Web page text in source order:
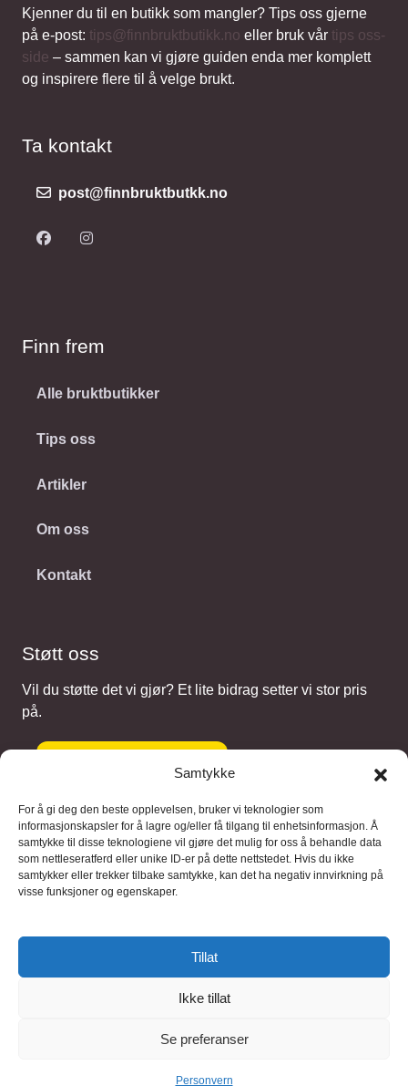
Samtykke
For å gi deg den beste opplevelsen, bruker vi teknologier som
informasjonskapsler for å lagre og/eller få tilgang til enhetsinformasjon. Å
samtykke til disse teknologiene vil gjøre det mulig for oss å behandle data
som nettleseratferd eller unike ID-er på dette nettstedet. Hvis du ikke
samtykker eller trekker tilbake samtykke, kan det ha negativ innvirkning på
visse funksjoner og egenskaper.
Tillat
Ikke tillat
Se preferanser
Personvern
Kjenner du til en butikk som mangler? Tips oss gjerne
på e-post: tips@finnbruktbutikk.no eller bruk vår tips oss-
side – sammen kan vi gjøre guiden enda mer komplett
og inspirere flere til å velge brukt.
Ta kontakt
post@finnbruktbutkk.no
Finn frem
Alle bruktbutikker
Tips oss
Artikler
Om oss
Kontakt
Støtt oss
Vil du støtte det vi gjør? Et lite bidrag setter vi stor pris
på.
Gi et bidrag
Samarbeidspartnere
Blaaregn – digitale tjenester